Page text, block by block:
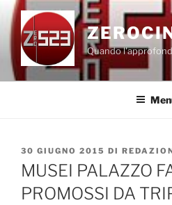
Salta
contenuto
Quando
PUBBLICATO
IL
30 GIUGNO 2015 DI
MUSEI PALAZZO
PROMOSSI DA